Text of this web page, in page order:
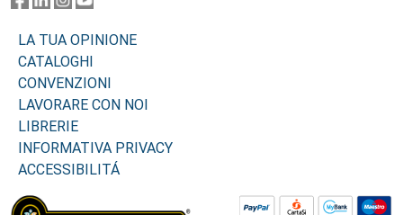
LA TUA OPINIONE
CATALOGHI
CONVENZIONI
LAVORARE CON NOI
LIBRERIE
INFORMATIVA PRIVACY
ACCESSIBILITÁ